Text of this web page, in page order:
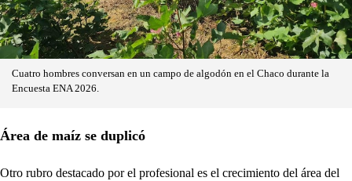
Cuatro hombres conversan en un campo de algodón en el Chaco durante la
Encuesta ENA 2026.
Área de maíz se duplicó
Otro rubro destacado por el profesional es el crecimiento del área del